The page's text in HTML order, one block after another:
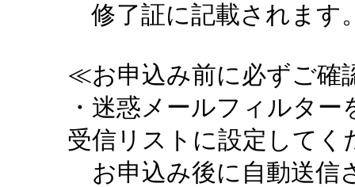
修了証に記載されます
≪お申込み前に必ずご確
・迷惑メールフィルタ
受信リストに設定してく
お申込み後に自動送信